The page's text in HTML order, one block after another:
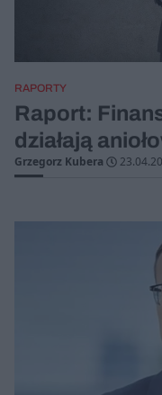
RAPORTY
Raport:
działają
Grzegorz Kubera